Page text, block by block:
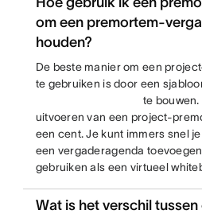
om een premortem-
houden?
De beste manier om een
te gebruiken is door een
te
uitvoeren van een project-
een cent. Je kunt immers snel
een vergaderagenda
gebruiken als een virtueel
Wat is het verschil